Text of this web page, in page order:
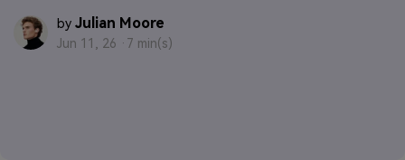
by Julian Moore
Jun 11, 26 · 7 min(s)